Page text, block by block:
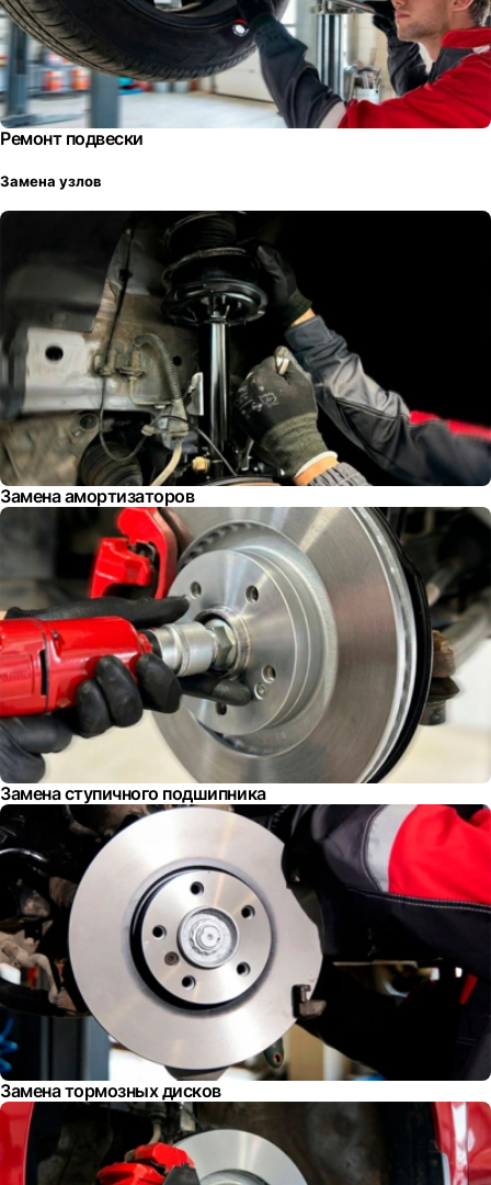
Ремонт подвески
Замена узлов
Замена амортизаторов
Замена ступичного подшипника
Замена тормозных дисков